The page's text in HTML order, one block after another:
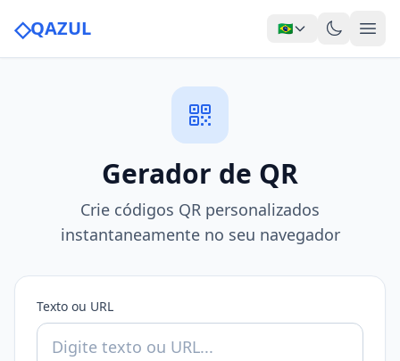
◇QAZUL 🇧🇷
Gerador de QR
Crie códigos QR personalizados
instantaneamente no seu navegador
Texto ou URL